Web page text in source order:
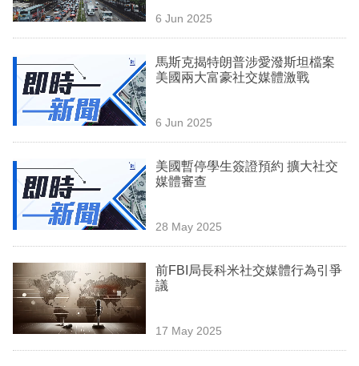
生
時
事
訂
閱
區
6 Jun 2025
馬斯克揭特朗普涉愛潑斯坦檔案
美國兩大富豪社交媒體激戰
6 Jun 2025
美國暫停學生簽證預約 擴大社交
媒體審查
28 May 2025
前FBI局長科米社交媒體行為引爭
議
17 May 2025